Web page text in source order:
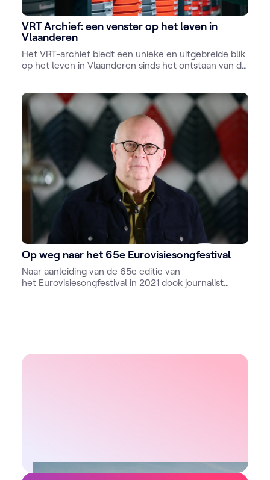
VRT Archief: een venster op het leven in
Vlaanderen
Het VRT-archief biedt een unieke en uitgebreide blik
op het leven in Vlaanderen sinds het ontstaan van de
wordt, vormt het een onschatbare bron van
informatie en inspiratie.
Op weg naar het 65e Eurovisiesongfestival
Naar aanleiding van de 65e editie van
het Eurovisiesongfestival in 2021 dook journalist